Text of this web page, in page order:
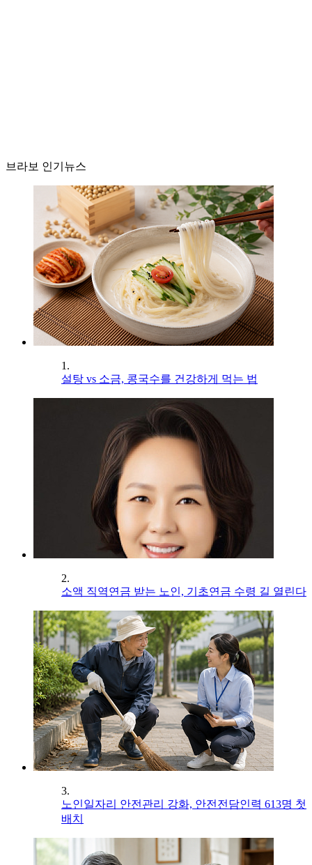
브라보 인기뉴스
1.
설탕 vs 소금, 콩국수를 건강하게 먹는 법
2.
소액 직역연금 받는 노인, 기초연금 수령 길 열린다
3.
노인일자리 안전관리 강화, 안전전담인력 613명 첫
배치